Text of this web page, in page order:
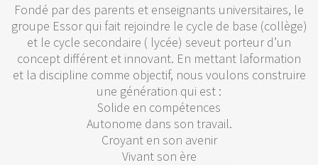
Fondé par des parents et enseignants universitaires, le
groupe Essor qui fait rejoindre le cycle de base (collège)
et le cycle secondaire ( lycée) seveut porteur d’un
concept différent et innovant. En mettant laformation
et la discipline comme objectif, nous voulons construire
une génération qui est :
Solide en compétences
Autonome dans son travail.
Croyant en son avenir
Vivant son ère